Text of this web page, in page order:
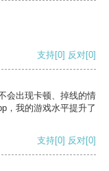
支持[0] 反对[0]
会出现卡顿、掉线的情
，我的游戏水平提升了
支持[0] 反对[0]